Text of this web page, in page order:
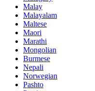
Malay
Malayalam
Maltese
Maori
Marathi
Mongolian
Burmese
Nepali
Norwegian
Pashto